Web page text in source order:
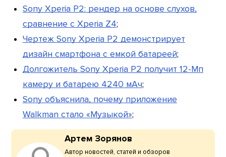
Sony Xperia P2: рендер на основе слухов,
сравнение с Xperia Z4;
Чертеж Sony Xperia P2 демонстрирует
дизайн смартфона с емкой батареей;
Долгожитель Sony Xperia P2 получит 12-Мп
камеру и батарею 4240 мАч;
Sony объяснила, почему приложение
Walkman стало «Музыкой»;
Артем Зорянов
Автор новостей, статей и обзоров